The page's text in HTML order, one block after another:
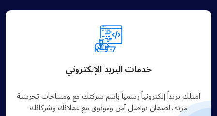
خدمات البريد الإلكتروني
امتلك بريداً إلكترونياً رسمياً باسم شركتك مع ومساحات تخزينية
مرنة، لضمان تواصل آمن وموثوق مع عملائك وشركائك